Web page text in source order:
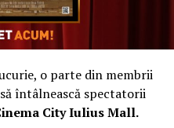
internaționale
practic lansat la
fiecare
o parte din membrii
întâlnească spectatorii
City Iulius Mall.